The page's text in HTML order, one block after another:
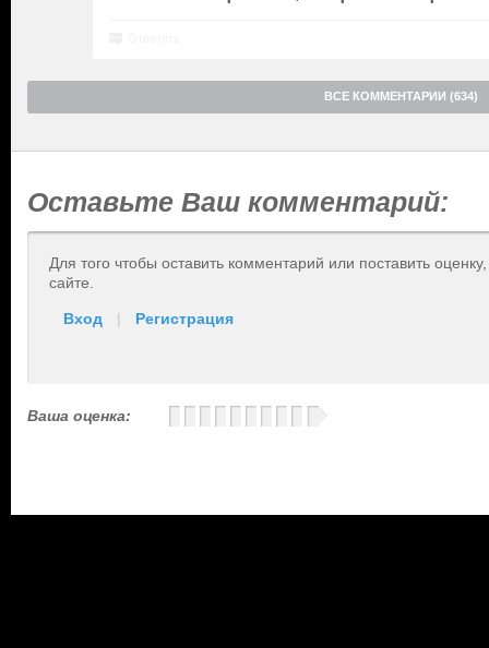
ВСЕ КОММЕНТАРИИ (634)
Оставьте Ваш комментарий:
Для того чтобы оставить комментарий или поставить
сайте.
Вход | Регистрация
Ваша оценка: